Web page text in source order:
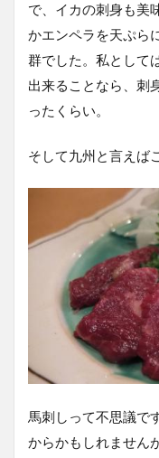
で、イカの刺身も美
かエンペラを天ぷら
群でした。私として
出来ることなら、刺
ったくらい。
そして九州と言えば
馬刺しって不思議で
からかもしれません